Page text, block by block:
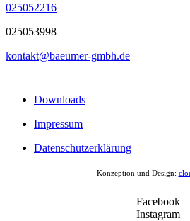
025052216
025053998
kontakt@baeumer-gmbh.de
Downloads
Impressum
Datenschutzerklärung
Konzeption und Design:
Facebook
Instagram